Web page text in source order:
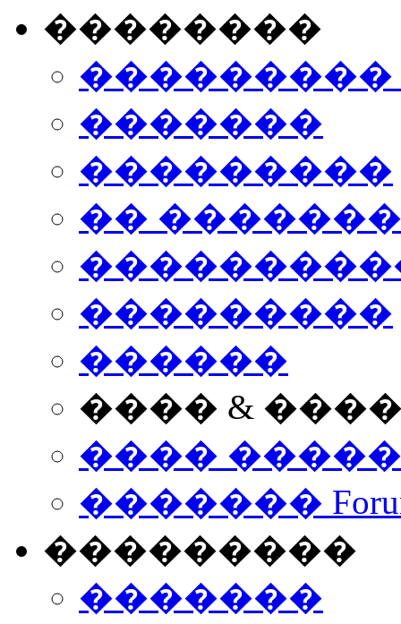
��������
���������
�������
���������
��
���������
������
���� &
����
�������
���������
�������